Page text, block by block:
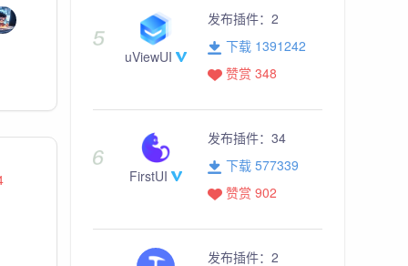
uViewUI
发布插件： 2
下载 1391242
赞赏 348
FirstUI
发布插件： 34
下载 577339
赞赏 902
发布插件： 2